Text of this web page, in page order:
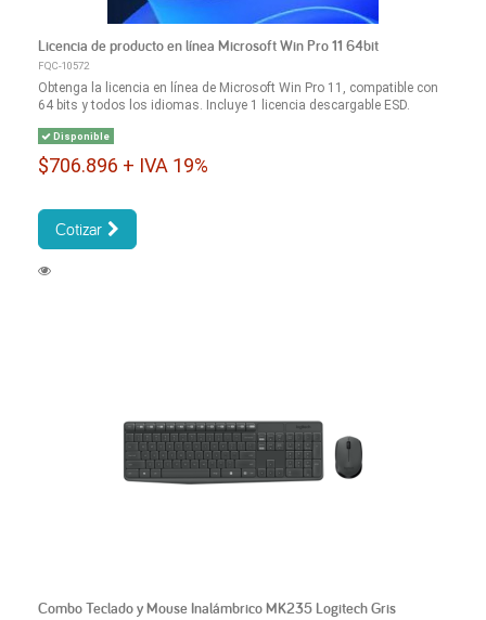
Licencia de producto en línea Microsoft Win Pro 11 64bit
FQC-10572
Obtenga la licencia en línea de Microsoft Win Pro 11, compatible con
64 bits y todos los idiomas. Incluye 1 licencia descargable ESD.
Disponible
$706.896 + IVA 19%
Cotizar
Combo Teclado y Mouse Inalámbrico MK235 Logitech Gris